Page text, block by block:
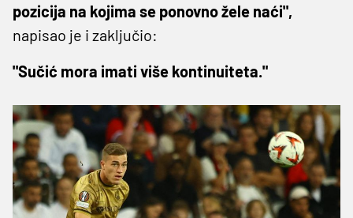
pozicija na kojima se ponovno žele naći",
napisao je i zaključio:
"Sučić mora imati više kontinuiteta."